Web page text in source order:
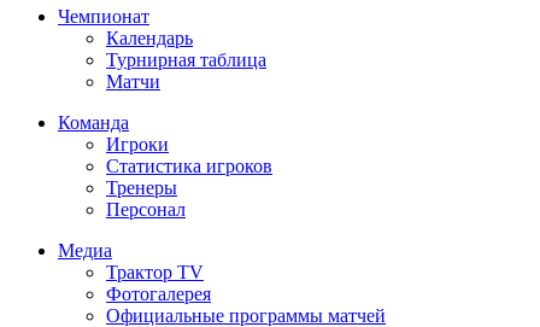
Чемпионат
Календарь
Турнирная таблица
Матчи
Команда
Игроки
Статистика игроков
Тренеры
Персонал
Медиа
Трактор TV
Фотогалерея
Официальные программы матчей